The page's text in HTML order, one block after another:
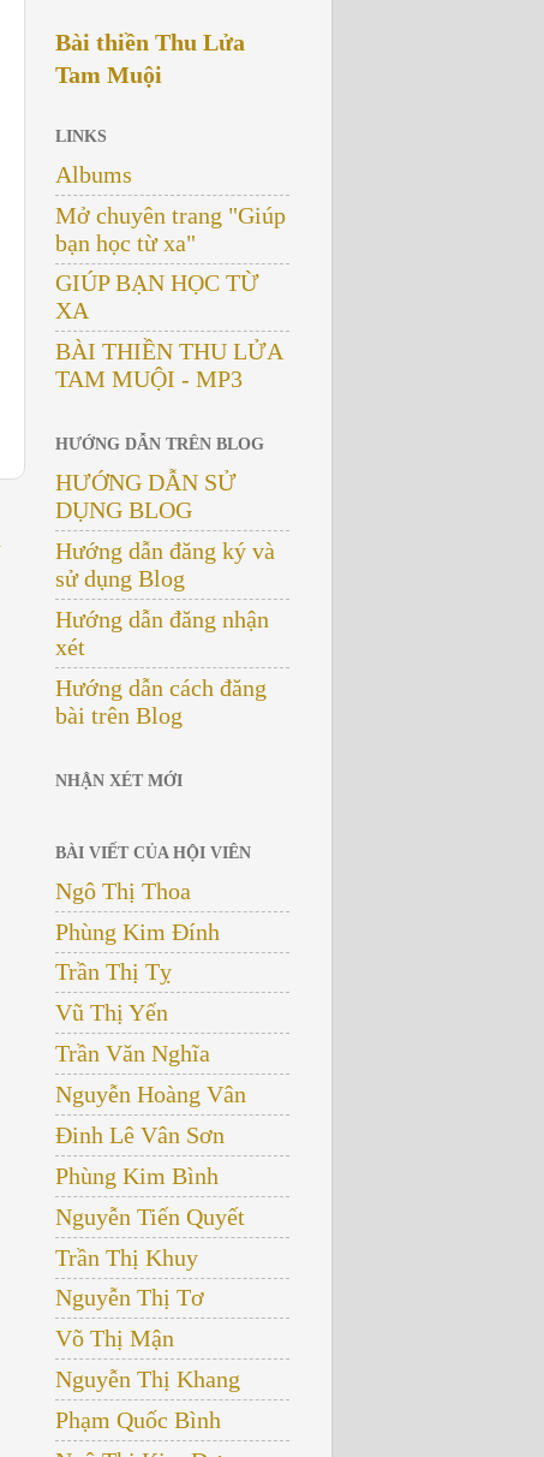
Bài thiền Thu Lửa
Tam Muội
LINKS
Albums
Mở chuyên trang "Giúp
bạn học từ xa"
GIÚP BẠN HỌC TỪ
XA
BÀI THIỀN THU LỬA
TAM MUỘI - MP3
HƯỚNG DẪN TRÊN BLOG
HƯỚNG DẪN SỬ
DỤNG BLOG
Hướng dẫn đăng ký và
sử dụng Blog
Hướng dẫn đăng nhận
xét
Hướng dẫn cách đăng
bài trên Blog
NHẬN XÉT MỚI
BÀI VIẾT CỦA HỘI VIÊN
Ngô Thị Thoa
Phùng Kim Đính
Trần Thị Tỵ
Vũ Thị Yến
Trần Văn Nghĩa
Nguyễn Hoàng Vân
Đinh Lê Vân Sơn
Phùng Kim Bình
Nguyễn Tiến Quyết
Trần Thị Khuy
Nguyễn Thị Tơ
Võ Thị Mận
Nguyễn Thị Khang
Phạm Quốc Bình